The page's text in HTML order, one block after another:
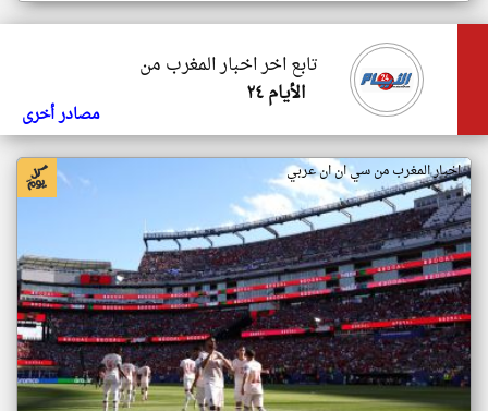
تابع اخر اخبار المغرب من
الأيام ٢٤
مصادر أخرى
اخبار المغرب من سي ان ان عربي